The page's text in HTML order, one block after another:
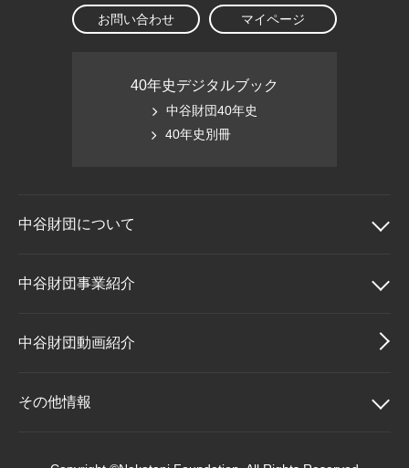
お問い合わせ マイページ
40年史デジタルブック
中谷財団40年史
40年史別冊
中谷財団について
中谷財団について
理事長挨拶
設立趣意書
中谷財団事業紹介
中谷財団事業紹介
中谷賞
中谷財団動画紹介
その他情報